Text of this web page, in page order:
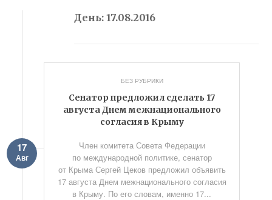
День:17.08.2016
БЕЗ РУБРИКИ
Сенатор предложил сделать 17
августа Днем межнационального
согласия в Крыму
17
Авг
Член комитета Совета Федерации
по международной политике, сенатор
от Крыма Сергей Цеков предложил объявить
17 августа Днем межнационального согласия
в Крыму. По его словам, именно 17...